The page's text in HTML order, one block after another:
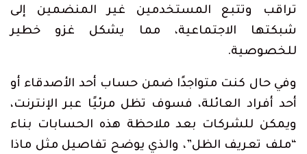
تراقب وتتبع المستخدمين غير المنضمين إلى
شبكتها الاجتماعية، مما يشكل غزو خطير
للخصوصية.
وفي حال كنت متواجدًا ضمن حساب أحد الأصدقاء أو
أحد أفراد العائلة، فسوف تظل مرئيًا عبر الإنترنت،
ويمكن للشركات بعد ملاحظة هذه الحسابات بناء
“ملف تعريف الظل”، والذي يوضح تفاصيل مثل ماذا